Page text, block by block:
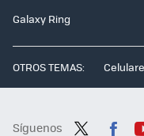
Galaxy Ring
OTROS TEMAS:
Síguenos